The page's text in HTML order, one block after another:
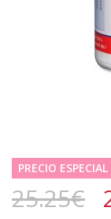
PRECIO ESPECIAL
25.25€